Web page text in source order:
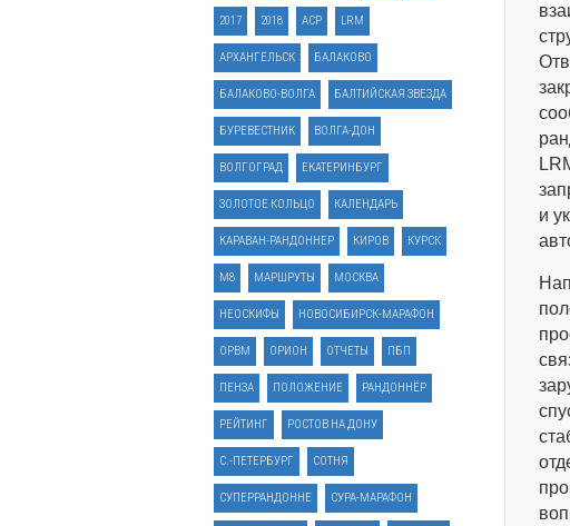
и
2017 2018 ACP LRM
АРХАНГЕЛЬСК БАЛАКОВО
БАЛАКОВО-ВОЛГА БАЛТИЙСКАЯ ЗВЕЗДА
БУРЕВЕСТНИК ВОЛГА-ДОН
ВОЛГОГРАД ЕКАТЕРИНБУРГ
ЗОЛОТОЕ КОЛЬЦО КАЛЕНДАРЬ
КАРАВАН-РАНДОННЕР КИРОВ КУРСК
М8 МАРШРУТЫ МОСКВА
НЕОСКИФЫ НОВОСИБИРСК-МАРАФОН
ОРВМ ОРИОН ОТЧЕТЫ ПБП
ПЕНЗА ПОЛОЖЕНИЕ РАНДОННЁР
РЕЙТИНГ РОСТОВ НА ДОНУ
С.-ПЕТЕРБУРГ СОТНЯ
СУПЕРРАНДОННЕ СУРА-МАРАФОН